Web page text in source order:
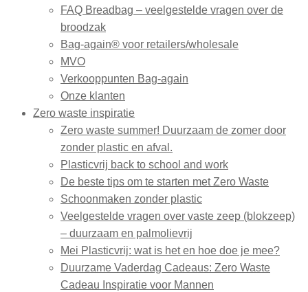
FAQ Breadbag – veelgestelde vragen over de
broodzak
Bag-again® voor retailers/wholesale
MVO
Verkooppunten Bag-again
Onze klanten
Zero waste inspiratie
Zero waste summer! Duurzaam de zomer door
zonder plastic en afval.
Plasticvrij back to school and work
De beste tips om te starten met Zero Waste
Schoonmaken zonder plastic
Veelgestelde vragen over vaste zeep (blokzeep)
– duurzaam en palmolievrij
Mei Plasticvrij: wat is het en hoe doe je mee?
Duurzame Vaderdag Cadeaus: Zero Waste
Cadeau Inspiratie voor Mannen